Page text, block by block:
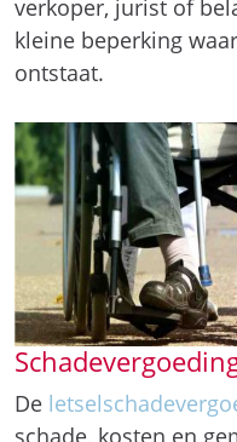
verkoper, jurist of
kleine beperking
ontstaat.
De
schade, kosten en